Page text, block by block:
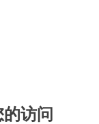
访问